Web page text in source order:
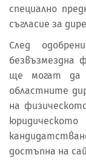
специално
съгласие за
След
безвъзмездна
ще могат да
областните
на
достъпна на